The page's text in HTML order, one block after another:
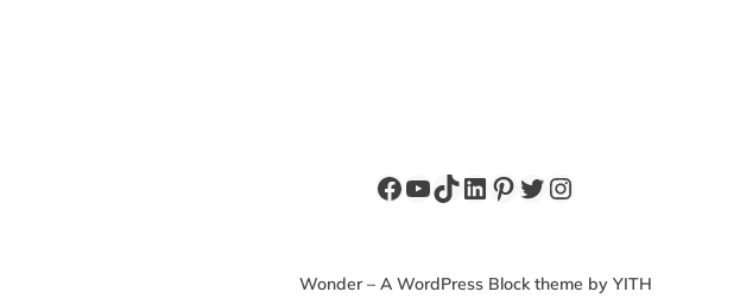
Facebook
YouTube
TikTok
LinkedIn
Pinterest
X Instagram
Wonder – A WordPress Block theme by YITH